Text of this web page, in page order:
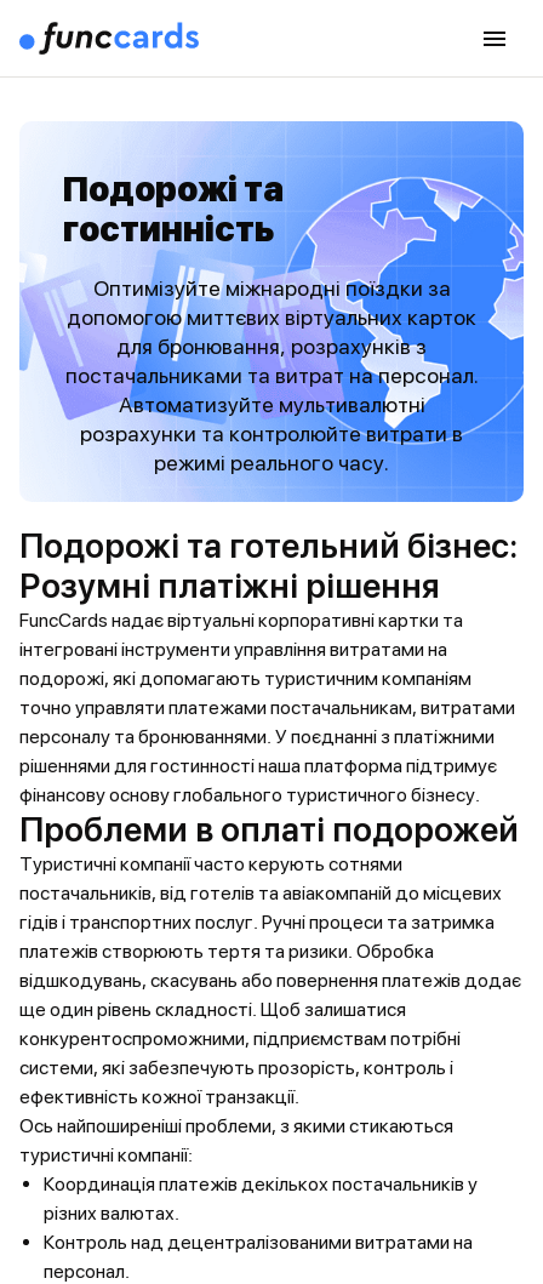
Подорожі та
гостинність
Оптимізуйте міжнародні поїздки за
допомогою миттєвих віртуальних карток
для бронювання, розрахунків з
постачальниками та витрат на персонал.
Автоматизуйте мультивалютні
розрахунки та контролюйте витрати в
режимі реального часу.
Подорожі та готельний бізнес:
Розумні платіжні рішення
FuncCards надає віртуальні корпоративні картки та
інтегровані інструменти управління витратами на
подорожі, які допомагають туристичним компаніям
точно управляти платежами постачальникам, витратами
персоналу та бронюваннями. У поєднанні з платіжними
рішеннями для гостинності наша платформа підтримує
фінансову основу глобального туристичного бізнесу.
Проблеми в оплаті подорожей
Туристичні компанії часто керують сотнями
постачальників, від готелів та авіакомпаній до місцевих
гідів і транспортних послуг. Ручні процеси та затримка
платежів створюють тертя та ризики. Обробка
відшкодувань, скасувань або повернення платежів додає
ще один рівень складності. Щоб залишатися
конкурентоспроможними, підприємствам потрібні
системи, які забезпечують прозорість, контроль і
ефективність кожної транзакції.
Ось найпоширеніші проблеми, з якими стикаються
туристичні компанії:
Координація платежів декількох постачальників у
різних валютах.
Контроль над децентралізованими витратами на
персонал.